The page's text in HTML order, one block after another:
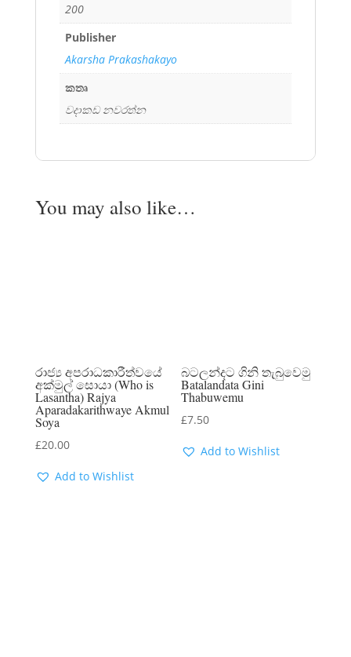
200
Publisher
Akarsha Prakashakayo
කතෘ
වදාකඩ නවරත්න
You may also like…
රාජ්‍ය අපරාධකාරීත්වයේ
අක්මුල් සොයා (Who is
Lasantha) Rajya
Aparadakarithwaye Akmul
Soya
£20.00
Add to Wishlist
බටලන්දට ගිනි තැබුවෙමු
Batalandata Gini
Thabuwemu
£7.50
Add to Wishlist